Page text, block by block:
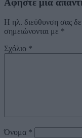
Αφήστε μια
Η ηλ. διεύθυνση σας
σημειώνονται με *
Σχόλιο *
Όνομα *